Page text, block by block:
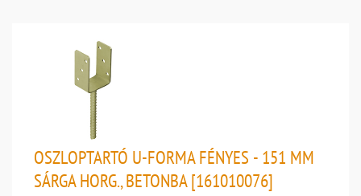
OSZLOPTARTÓ U-FORMA FÉNYES - 151 MM
SÁRGA HORG., BETONBA [161010076]